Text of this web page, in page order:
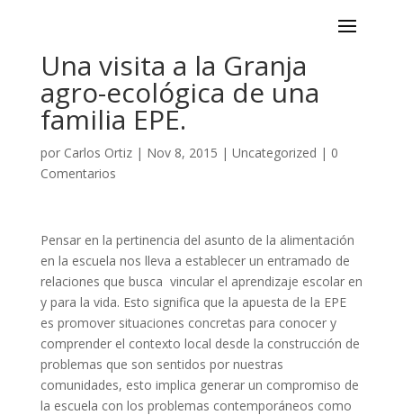
Una visita a la Granja
agro-ecológica de una
familia EPE.
por Carlos Ortiz| Nov 8, 2015 | Uncategorized | 0
Comentarios
Pensar en la pertinencia del asunto de la alimentación
en la escuela nos lleva a establecer un entramado de
relaciones que busca vincular el aprendizaje escolar en
y para la vida. Esto significa que la apuesta de la EPE
es promover situaciones concretas para conocer y
comprender el contexto local desde la construcción de
problemas que son sentidos por nuestras
comunidades, esto implica generar un compromiso de
la escuela con los problemas contemporáneos como